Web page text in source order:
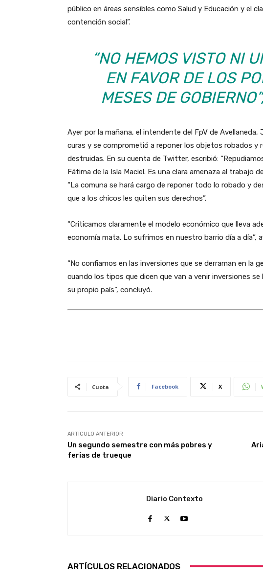
público en áreas sensibles como Salud y Educación y el
contención social”.
“NO HEMOS VISTO NI
EN FAVOR DE LOS
MESES DE
Ayer por la mañana, el intendente del FpV de
curas y se comprometió a reponer los objetos robados y
destruidas. En su cuenta de Twitter, escribió:
Fátima de la Isla Maciel. Es una clara amenaza al trabajo
“La comuna se hará cargo de reponer todo lo robado y
que a los chicos les quiten sus derechos”.
“Criticamos claramente el modelo económico que lleva
economía mata. Lo sufrimos en nuestro barrio día a día”,
“No confiamos en las inversiones que se derraman en la
cuando los tipos que dicen que van a venir inversiones
su propio país”, concluyó.
Cuota Facebook X
ARTÍCULO ANTERIOR
Un segundo semestre con más pobres y
ferias de trueque
Diario Contexto
ARTÍCULOS RELACIONADOS